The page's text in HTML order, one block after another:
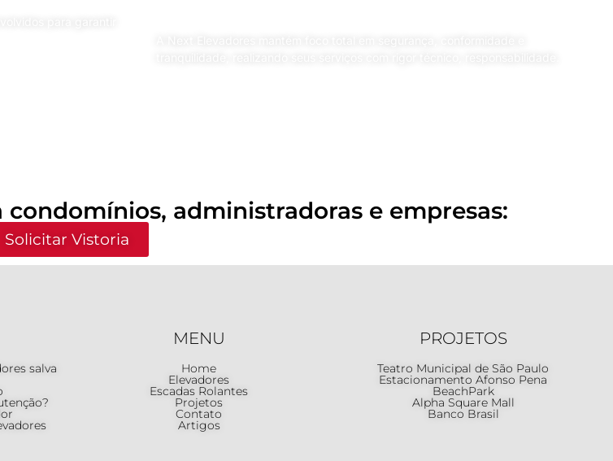
administradoras e empresas:
Solicitar Vistoria
salva
MENU
Home
Elevadores
Escadas Rolantes
Projetos
Contato
Artigos
PROJETOS
Teatro Municipal de São Paulo
Estacionamento Afonso Pena
BeachPark
Alpha Square Mall
Banco Brasil